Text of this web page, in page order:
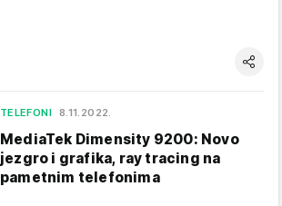
TELEFONI 8.11.2022.
MediaTek Dimensity 9200: Novo
jezgro i grafika, ray tracing na
pametnim telefonima